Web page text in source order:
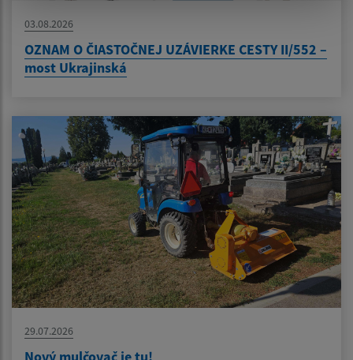
03.08.2026
OZNAM O ČIASTOČNEJ UZÁVIERKE CESTY II/552 –
most Ukrajinská
29.07.2026